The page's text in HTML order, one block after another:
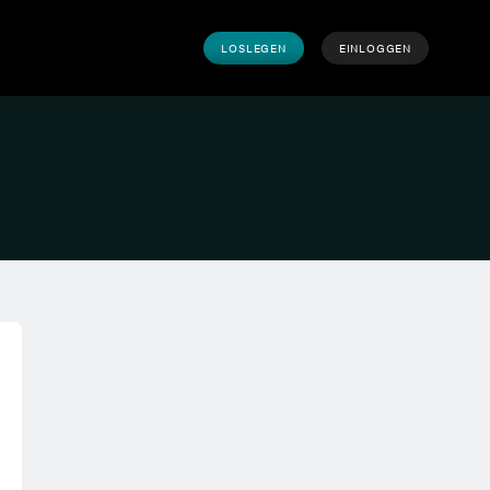
LOSLEGEN EINLOGGEN